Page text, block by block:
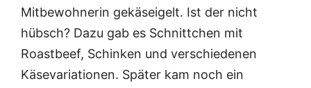
Mitbewohnerin gekäseigelt. Ist der nicht
hübsch? Dazu gab es Schnittchen mit
Roastbeef, Schinken und verschiedenen
Käsevariationen. Später kam noch ein